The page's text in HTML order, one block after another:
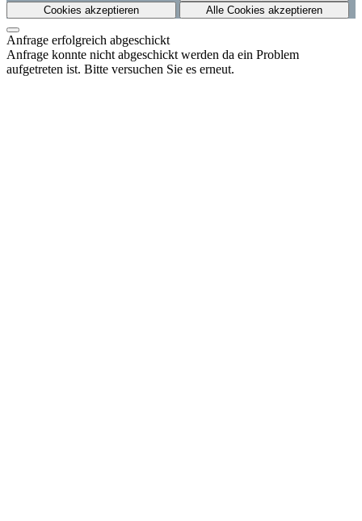
Cookies akzeptieren
Alle Cookies akzeptieren
Anfrage erfolgreich abgeschickt
Anfrage konnte nicht abgeschickt werden da ein Problem
aufgetreten ist. Bitte versuchen Sie es erneut.